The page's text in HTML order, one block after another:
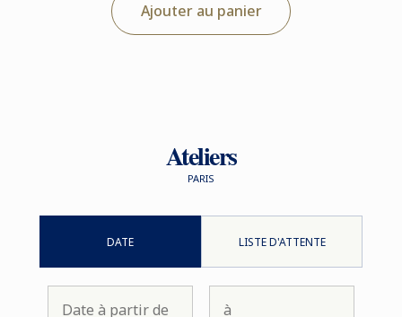
Ajouter au panier
Ateliers
PARIS
DATE LISTE D'ATTENTE